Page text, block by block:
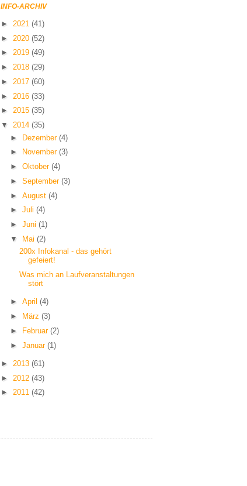
INFO-ARCHIV
► 2021 (41)
► 2020 (52)
► 2019 (49)
► 2018 (29)
► 2017 (60)
► 2016 (33)
► 2015 (35)
▼ 2014 (35)
► Dezember (4)
►
November (3)
► Oktober (4)
► September (3)
► August (4)
► Juli (4)
► Juni (1)
▼
Mai (2)
200x Infokanal - das gehört
gefeiert!
Was mich an Laufveranstaltungen
stört
► April (4)
►
März (3)
►
Februar (2)
► Januar (1)
► 2013 (61)
► 2012 (43)
► 2011 (42)